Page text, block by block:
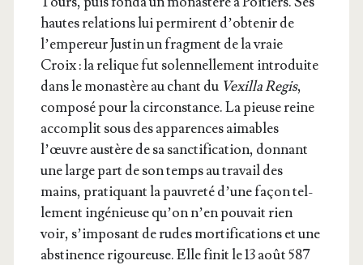
hautes rela­tions lui per­mirent d’ob­te­nir de
l’empereur Jus­tin un frag­ment de la vraie
Croix : la relique fut solen­nel­le­ment intro­duite
dans le monas­tère au chant du Vexil­la Regis,
com­po­sé pour la cir­cons­tance. La pieuse reine
accom­plit sous des appa­rences aimables
l’œuvre aus­tère de sa sanc­ti­fi­ca­tion, don­nant
une large part de son temps au tra­vail des
mains, pra­ti­quant la pau­vre­té d’une façon tel­
le­ment ingé­nieuse qu’on n’en pou­vait rien
voir, s’im­po­sant de rudes mor­ti­fi­ca­tions et une
abs­ti­nence rigou­reuse. Elle finit le 13 août 587